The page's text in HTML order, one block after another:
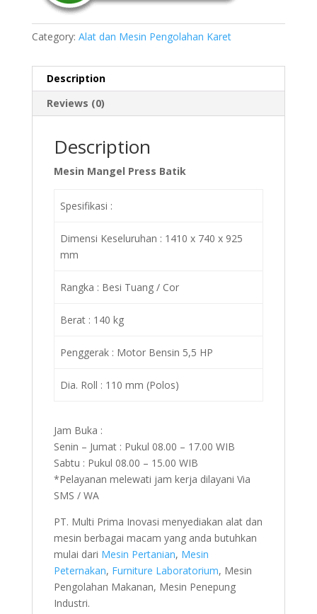
Category: Alat dan Mesin Pengolahan Karet
Description
Reviews (0)
Description
Mesin Mangel Press Batik
Spesifikasi :
Dimensi Keseluruhan : 1410 x 740 x 925
mm
Rangka : Besi Tuang / Cor
Berat : 140 kg
Penggerak : Motor Bensin 5,5 HP
Dia. Roll : 110 mm (Polos)
Jam Buka :
Senin – Jumat : Pukul 08.00 – 17.00 WIB
Sabtu : Pukul 08.00 – 15.00 WIB
*Pelayanan melewati jam kerja dilayani Via
SMS / WA
PT. Multi Prima Inovasi menyediakan alat dan
mesin berbagai macam yang anda butuhkan
mulai dari Mesin Pertanian, Mesin
Peternakan, Furniture Laboratorium, Mesin
Pengolahan Makanan, Mesin Penepung
Industri.